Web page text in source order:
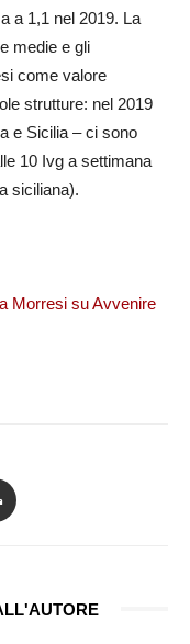
a 1,1 nel 2019. La
medie e gli
come valore
strutture: nel 2019
e Sicilia – ci sono
10 Ivg a settimana
siciliana).
Morresi su Avvenire